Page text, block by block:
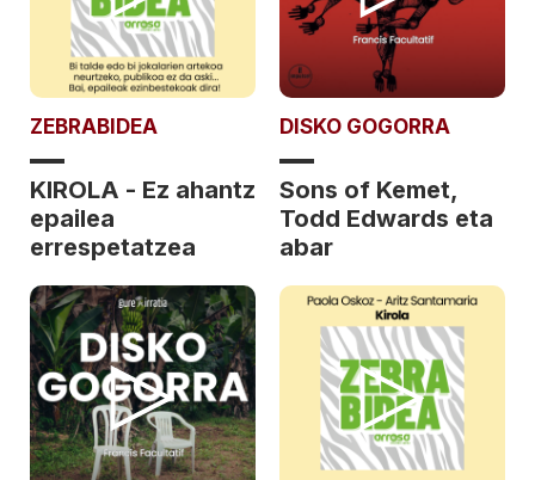
ZEBRABIDEA
KIROLA - Ez ahantz
epailea
errespetatzea
DISKO GOGORRA
Sons of Kemet,
Todd Edwards eta
abar